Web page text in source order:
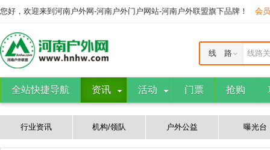
您好，欢迎来到河南户外网-河南户外门户网站-河南户外联盟旗下品牌！ 会
线路
线 路
全站快捷导航 资讯 活动 门票 抢购
行业资讯 机构/领队 户外公益 曝光台